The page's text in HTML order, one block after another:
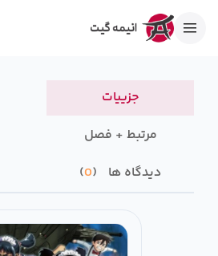
جزییات
مرتبط + فصل
دیدگاه ها
0